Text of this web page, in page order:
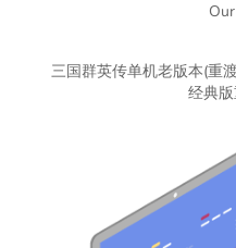
三国群英传单机老版本(
经典